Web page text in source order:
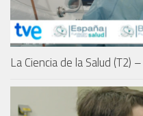
La Ciencia de la Salud (T2)